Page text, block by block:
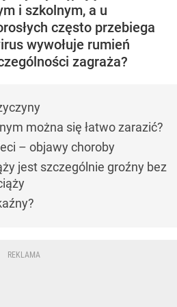
i szkolnym, a u
często przebiega
wywołuje rumień
zagraża?
można się łatwo zarazić?
– objawy choroby
jest szczególnie groźny bez